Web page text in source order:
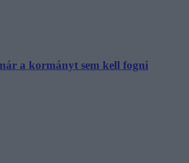
a kormányt sem kell fogni